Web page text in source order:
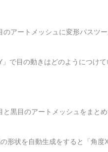
のアートメッシュに変形パスツ
で目の動きはどのようにつけて
と黒目のアートメッシュをまと
形状を自動生成をすると「角